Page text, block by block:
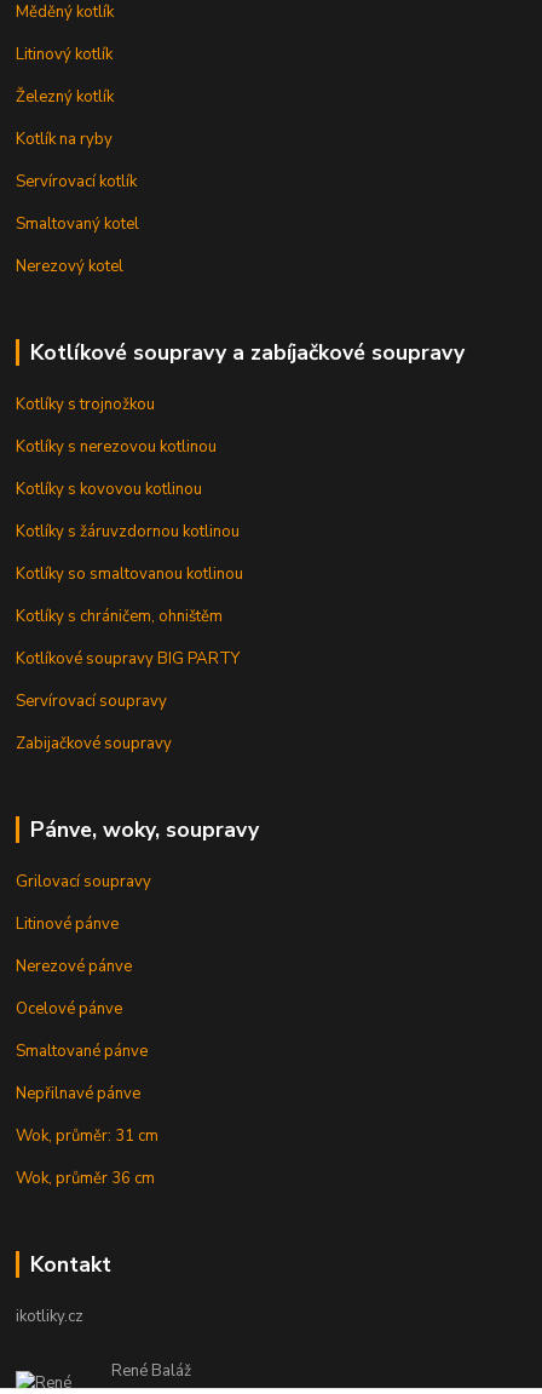
Měděný kotlík
Litinový kotlík
Železný kotlík
Kotlík na ryby
Servírovací kotlík
Smaltovaný kotel
Nerezový kotel
Kotlíkové soupravy a zabíjačkové soupravy
Kotlíky s trojnožkou
Kotlíky s nerezovou kotlinou
Kotlíky s kovovou kotlinou
Kotlíky s žáruvzdornou kotlinou
Kotlíky so smaltovanou kotlinou
Kotlíky s chráničem, ohništěm
Kotlíkové soupravy BIG PARTY
Servírovací soupravy
Zabijačkové soupravy
Pánve, woky, soupravy
Grilovací soupravy
Litinové pánve
Nerezové pánve
Ocelové pánve
Smaltované pánve
Nepřilnavé pánve
Wok, průměr: 31 cm
Wok, průměr 36 cm
Kontakt
ikotliky.cz
René Baláž